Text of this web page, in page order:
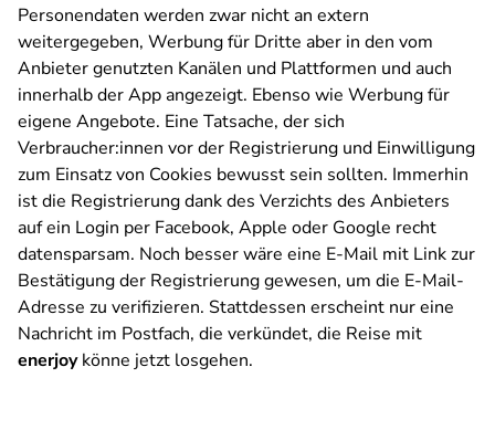
Personendaten werden zwar nicht an extern
weitergegeben, Werbung für Dritte aber in den vom
Anbieter genutzten Kanälen und Plattformen und auch
innerhalb der App angezeigt. Ebenso wie Werbung für
eigene Angebote. Eine Tatsache, der sich
Verbraucher:innen vor der Registrierung und Einwilligung
zum Einsatz von Cookies bewusst sein sollten. Immerhin
ist die Registrierung dank des Verzichts des Anbieters
auf ein Login per Facebook, Apple oder Google recht
datensparsam. Noch besser wäre eine E-Mail mit Link zur
Bestätigung der Registrierung gewesen, um die E-Mail-
Adresse zu verifizieren. Stattdessen erscheint nur eine
Nachricht im Postfach, die verkündet, die Reise mit
enerjoykönne jetzt losgehen.